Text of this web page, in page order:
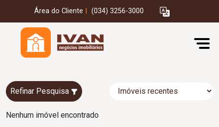
Área do Cliente (034) 3256-3000
Refinar Pesquisa
Nenhum imóvel encontrado